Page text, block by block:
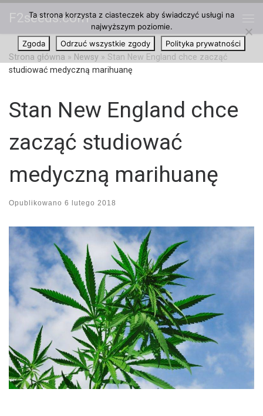
Przejdź do treści
F2seeds.com
Strona główna » Newsy » Stan New England chce zacząć
studiować medyczną marihuanę
Stan New England chce
zacząć studiować
medyczną marihuanę
Opublikowano 6 lutego 2018
Ta strona korzysta z ciasteczek aby świadczyć usługi na
najwyższym poziomie.
Zgoda
Odrzuć wszystkie zgody Polityka prywatności